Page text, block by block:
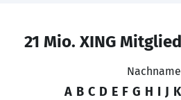
21 Mio. XING
A B C D E F G H I J K